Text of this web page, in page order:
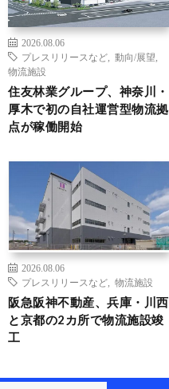
2026.08.06
プレスリリースなど
動向/展望
物流施設
住友林業グループ、神奈川・
厚木で初の自社運営型物流拠
点が稼働開始
2026.08.06
プレスリリースなど
物流施設
阪急阪神不動産、兵庫・川西
と京都の2カ所で物流施設竣
工